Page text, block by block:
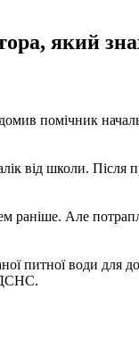
який
помічник
від школи.
Але
питної води для
ДСНС.